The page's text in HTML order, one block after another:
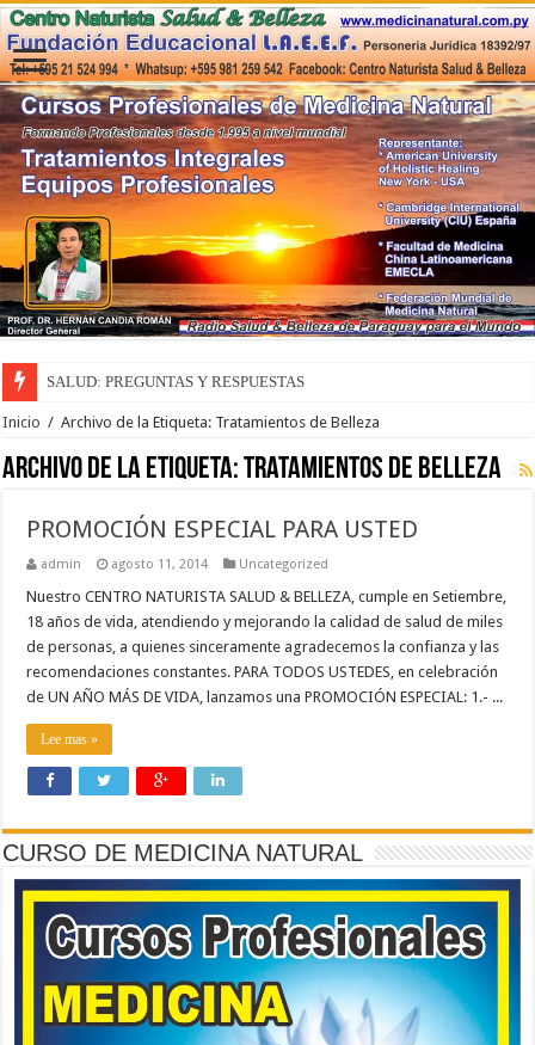
SALUD: PREGUNTAS Y RESPUESTAS
Inicio / Archivo de la Etiqueta: Tratamientos de Belleza
Archivo de la Etiqueta:Tratamientos de Belleza
PROMOCIÓN ESPECIAL PARA USTED
admin agosto 11, 2014 Uncategorized
Nuestro CENTRO NATURISTA SALUD & BELLEZA, cumple en Setiembre,
18 años de vida, atendiendo y mejorando la calidad de salud de miles
de personas, a quienes sinceramente agradecemos la confianza y las
recomendaciones constantes. PARA TODOS USTEDES, en celebración
de UN AÑO MÁS DE VIDA, lanzamos una PROMOCIÓN ESPECIAL: 1.- ...
Lee mas »
CURSO DE MEDICINA NATURAL